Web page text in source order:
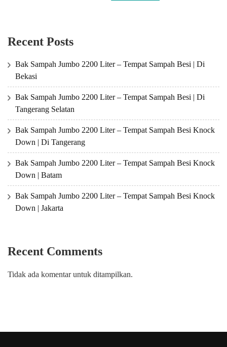
Recent Posts
Bak Sampah Jumbo 2200 Liter – Tempat Sampah Besi | Di
Bekasi
Bak Sampah Jumbo 2200 Liter – Tempat Sampah Besi | Di
Tangerang Selatan
Bak Sampah Jumbo 2200 Liter – Tempat Sampah Besi Knock
Down | Di Tangerang
Bak Sampah Jumbo 2200 Liter – Tempat Sampah Besi Knock
Down | Batam
Bak Sampah Jumbo 2200 Liter – Tempat Sampah Besi Knock
Down | Jakarta
Recent Comments
Tidak ada komentar untuk ditampilkan.